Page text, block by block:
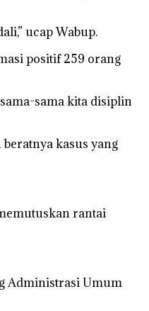
ucap Wabup.
positif 259 orang
sama kita disiplin
kasus yang
rantai
Administrasi Umum